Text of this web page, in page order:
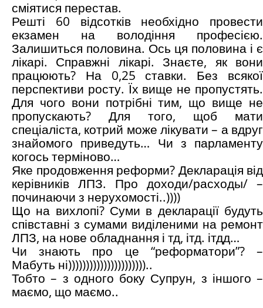
сміятися перестав.
Решті 60 відсотків необхідно провести
екзамен на володіння професією.
Залишиться половина. Ось ця половина і є
лікарі. Справжні лікарі. Знаєте, як вони
працюють? На 0,25 ставки. Без всякої
перспективи росту. Їх вище не пропустять.
Для чого вони потрібні тим, що вище не
пропускають? Для того, щоб мати
спеціаліста, котрий може лікувати – а вдруг
знайомого приведуть… Чи з парламенту
когось терміново…
Яке продовження реформи? Декларація від
керівників ЛПЗ. Про доходи/расходы/ –
починаючи з нерухомості..))))
Що на вихлопі? Суми в декларації будуть
співставні з сумами виділеними на ремонт
ЛПЗ, на нове обладнання і тд, ітд. ітдд…
Чи знають про це “реформатори”? –
Мабуть ні))))))))))))))))))))))..
Тобто – з одного боку Супрун, з іншого –
маємо, що маємо..